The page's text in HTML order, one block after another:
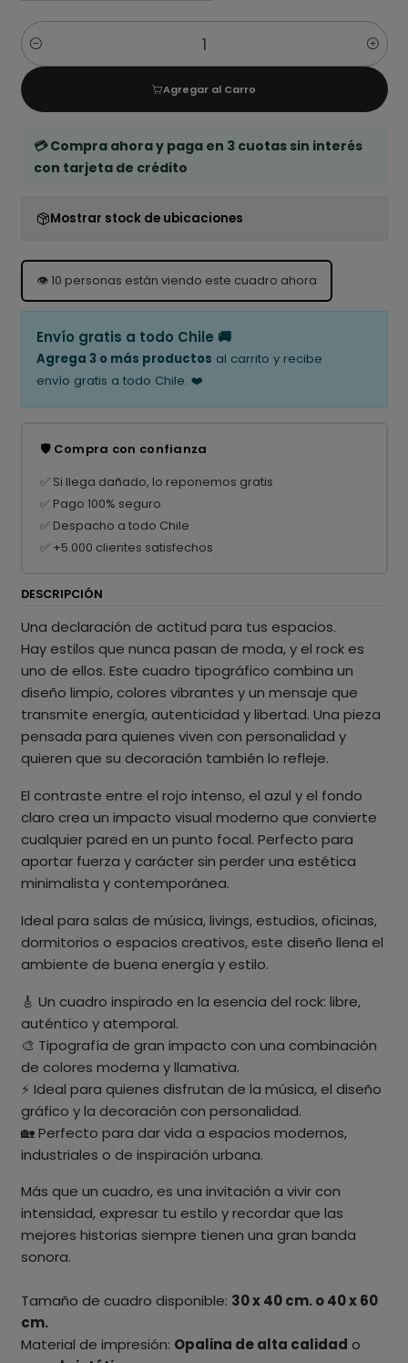
Cantidad
Agregar al Carro
💳 Compra ahora y paga en 3 cuotas sin interés
con tarjeta de crédito
Mostrar stock de ubicaciones
👁️10 personas están viendo este cuadro ahora
Envío gratis a todo Chile 🚚
Agrega 3 o más productos al carrito y recibe
envío gratis a todo Chile. ❤️
🛡️ Compra con confianza
✅ Si llega dañado, lo reponemos gratis
✅ Pago 100% seguro
✅ Despacho a todo Chile
✅ +5.000 clientes satisfechos
DESCRIPCIÓN
Una declaración de actitud para tus espacios.
Hay estilos que nunca pasan de moda, y el rock es
uno de ellos. Este cuadro tipográfico combina un
diseño limpio, colores vibrantes y un mensaje que
transmite energía, autenticidad y libertad. Una pieza
pensada para quienes viven con personalidad y
quieren que su decoración también lo refleje.
El contraste entre el rojo intenso, el azul y el fondo
claro crea un impacto visual moderno que convierte
cualquier pared en un punto focal. Perfecto para
aportar fuerza y carácter sin perder una estética
minimalista y contemporánea.
Ideal para salas de música, livings, estudios, oficinas,
dormitorios o espacios creativos, este diseño llena el
ambiente de buena energía y estilo.
🎸 Un cuadro inspirado en la esencia del rock: libre,
auténtico y atemporal.
🎨 Tipografía de gran impacto con una combinación
de colores moderna y llamativa.
⚡ Ideal para quienes disfrutan de la música, el diseño
gráfico y la decoración con personalidad.
🏡 Perfecto para dar vida a espacios modernos,
industriales o de inspiración urbana.
Más que un cuadro, es una invitación a vivir con
intensidad, expresar tu estilo y recordar que las
mejores historias siempre tienen una gran banda
sonora.
Tamaño de cuadro disponible: 30 x 40 cm. o 40 x 60
cm.
Material de impresión: Opalina de alta calidad o